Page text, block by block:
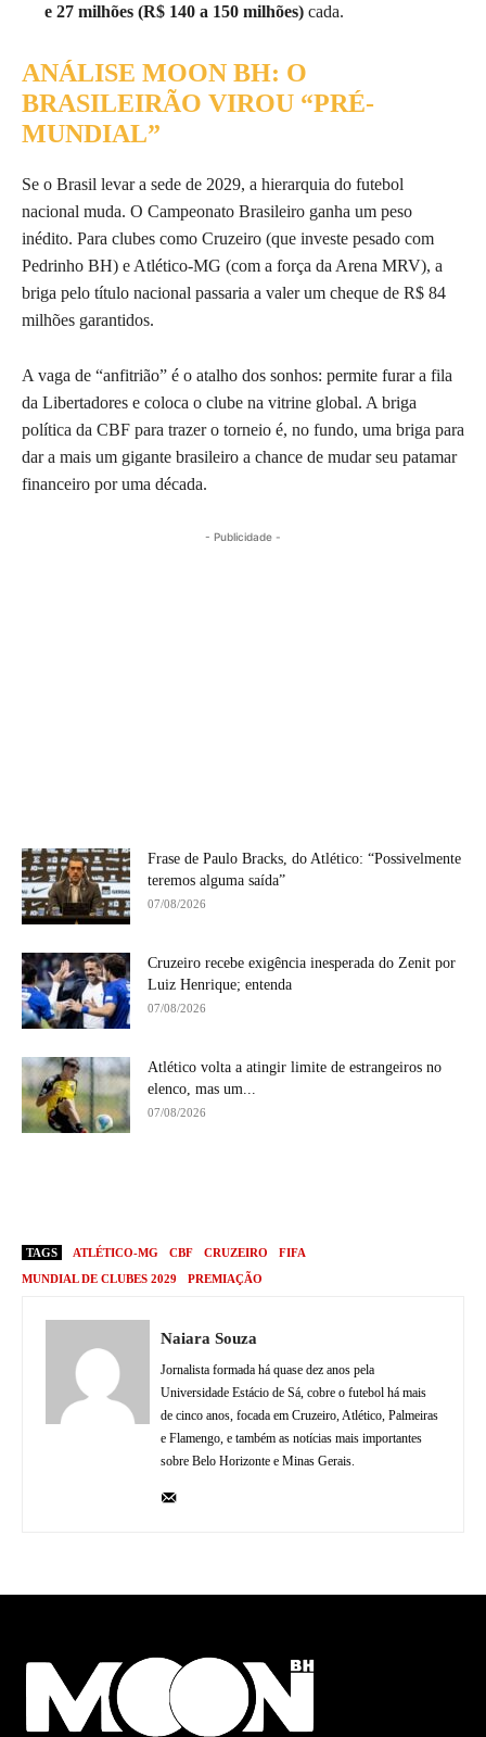
e 27 milhões (R$ 140 a 150 milhões) cada.
ANÁLISE MOON BH: O
BRASILEIRÃO VIROU “PRÉ-
MUNDIAL”
Se o Brasil levar a sede de 2029, a hierarquia do futebol
nacional muda. O Campeonato Brasileiro ganha um peso
inédito. Para clubes como Cruzeiro (que investe pesado com
Pedrinho BH) e Atlético-MG (com a força da Arena MRV), a
briga pelo título nacional passaria a valer um cheque de R$ 84
milhões garantidos.
A vaga de “anfitrião” é o atalho dos sonhos: permite furar a fila
da Libertadores e coloca o clube na vitrine global. A briga
política da CBF para trazer o torneio é, no fundo, uma briga para
dar a mais um gigante brasileiro a chance de mudar seu patamar
financeiro por uma década.
- Publicidade -
Frase de Paulo Bracks, do Atlético: “Possivelmente
teremos alguma saída”
07/08/2026
Cruzeiro recebe exigência inesperada do Zenit por
Luiz Henrique; entenda
07/08/2026
Atlético volta a atingir limite de estrangeiros no
elenco, mas um...
07/08/2026
TAGS ATLÉTICO-MG CBF CRUZEIRO
FIFA
MUNDIAL DE CLUBES 2029
PREMIAÇÃO
Naiara Souza
Jornalista formada há quase dez anos pela
Universidade Estácio de Sá, cobre o futebol há mais
de cinco anos, focada em Cruzeiro, Atlético, Palmeiras
e Flamengo, e também as notícias mais importantes
sobre Belo Horizonte e Minas Gerais.